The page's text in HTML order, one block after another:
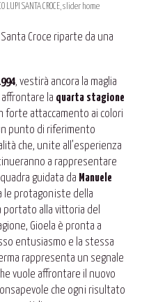
LUPI SANTA CROCE,slider home
Croce riparte da una
, vestirà ancora la maglia
la quarta stagione
forte attaccamento ai colori
punto di riferimento
che, unite all’esperienza
a rappresentare
guidata da Manuele
le protagoniste della
portato alla vittoria del
Gioela è pronta a
entusiasmo e la stessa
rappresenta un segnale
vuole affrontare il nuovo
che ogni risultato